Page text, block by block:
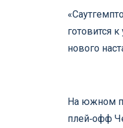
готовится
нового
На южном
плей‑офф